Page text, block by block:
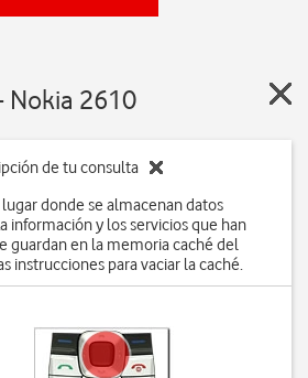
Nokia 2610
de tu consulta
lugar donde se almacenan datos
información y los servicios que han
guardan en la memoria caché del
instrucciones para vaciar la caché.